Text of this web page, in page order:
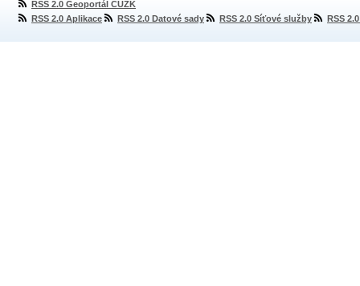
RSS 2.0 Geoportál ČÚZK
RSS 2.0 Aplikace
RSS 2.0 Datové sady RSS 2.0 Síťové služby RSS